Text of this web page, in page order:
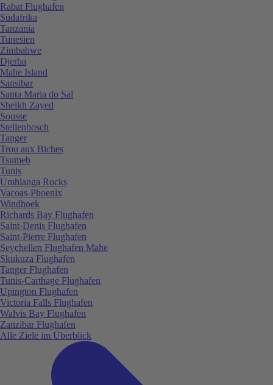
Rabat Flughafen
Südafrika
Tanzania
Tunesien
Zimbabwe
Djerba
Mahe Island
Sansibar
Santa Maria do Sal
Sheikh Zayed
Sousse
Stellenbosch
Tanger
Trou aux Biches
Tsumeb
Tunis
Umhlanga Rocks
Vacoas-Phoenix
Windhoek
Richards Bay Flughafen
Saint-Denis Flughafen
Saint-Pierre Flughafen
Seychellen Flughafen Mahe
Skukuza Flughafen
Tanger Flughafen
Tunis-Carthage Flughafen
Upington Flughafen
Victoria Falls Flughafen
Walvis Bay Flughafen
Zanzibar Flughafen
Alle Ziele im Überblick